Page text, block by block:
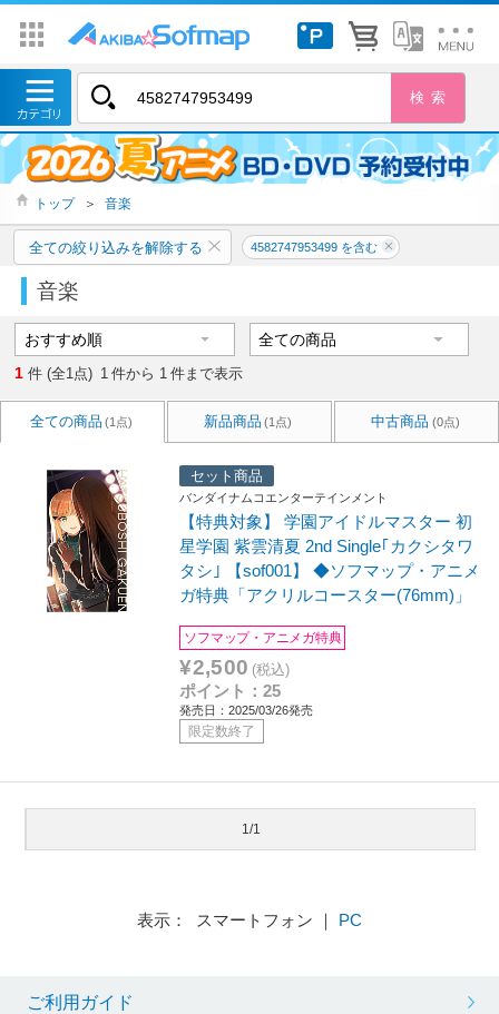
トップ ＞ 音楽
全ての絞り込みを解除する 4582747953499 を含む
音楽
1 件 (全1点) 1 件から 1 件まで表示
全ての商品 (1点) 新品商品 (1点) 中古商品 (0点)
セット商品
バンダイナムコエンターテインメント
【特典対象】 学園アイドルマスター 初
星学園 紫雲清夏 2nd Single｢カクシタワ
タシ｣ 【sof001】 ◆ソフマップ・アニメ
ガ特典「アクリルコースター(76mm)」
ソフマップ・アニメガ特典
¥2,500 (税込)
ポイント：25
発売日：2025/03/26発売
限定数終了
1/1
表示： スマートフォン ｜ PC
ご利用ガイド